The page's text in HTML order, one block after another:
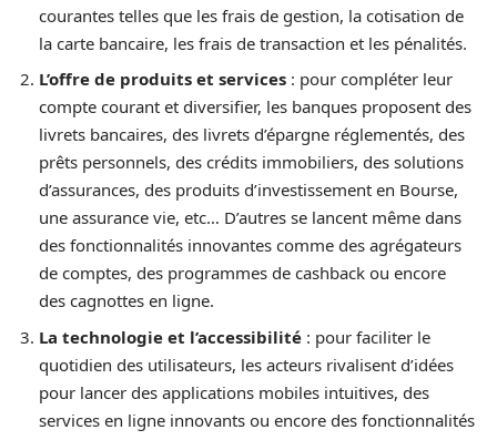
courantes telles que les frais de gestion, la cotisation de
la carte bancaire, les frais de transaction et les pénalités.
L’offre de produits et services : pour compléter leur
compte courant et diversifier, les banques proposent des
livrets bancaires, des livrets d’épargne réglementés, des
prêts personnels, des crédits immobiliers, des solutions
d’assurances, des produits d’investissement en Bourse,
une assurance vie, etc… D’autres se lancent même dans
des fonctionnalités innovantes comme des agrégateurs
de comptes, des programmes de cashback ou encore
des cagnottes en ligne.
La technologie et l’accessibilité : pour faciliter le
quotidien des utilisateurs, les acteurs rivalisent d’idées
pour lancer des applications mobiles intuitives, des
services en ligne innovants ou encore des fonctionnalités